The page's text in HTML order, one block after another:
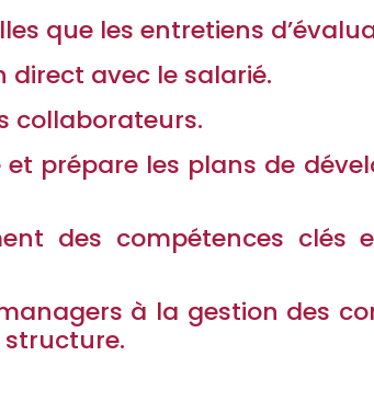
que les entretiens
direct avec le salarié.
collaborateurs.
prépare les plans de
des compétences clés
à la gestion des